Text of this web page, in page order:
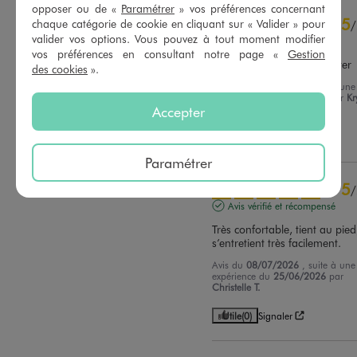
5/
Avis vérifié et récompensé
Parfait très agréable a porter
, suite à une
29/06/2026 par
5/
Avis vérifié et récompensé
Très confortable, tient au
s’entretient très facilement.
Avis du08/07/2026 , suite à une
expérience du 25/06/2026 par
Christelle T.
Utile(0) Signaler
opposer ou de « Paramétrer » vos préférences concernant
chaque catégorie de cookie en cliquant sur « Valider » pour
valider vos options. Vous pouvez à tout moment modifier
vos préférences en consultant notre page « Gestion
des cookies ».
Accepter
Paramétrer